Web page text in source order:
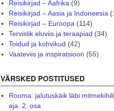
Reisikirjad – Aafrika(9)
Reisikirjad – Aasia ja Indoneesia
Reisikirjad – Euroopa(114)
Tervislik eluviis ja teraapiad (34)
Toidud ja kohvikud (42)
Vaateviis ja inspiratsioon (55)
VÄRSKED POSTITUSED
Rooma: jalutuskäik läbi
aja. 2. osa